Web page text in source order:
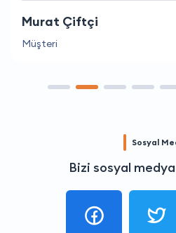
Murat Çiftçi
Müşteri
Sosyal
Bizi sosyal